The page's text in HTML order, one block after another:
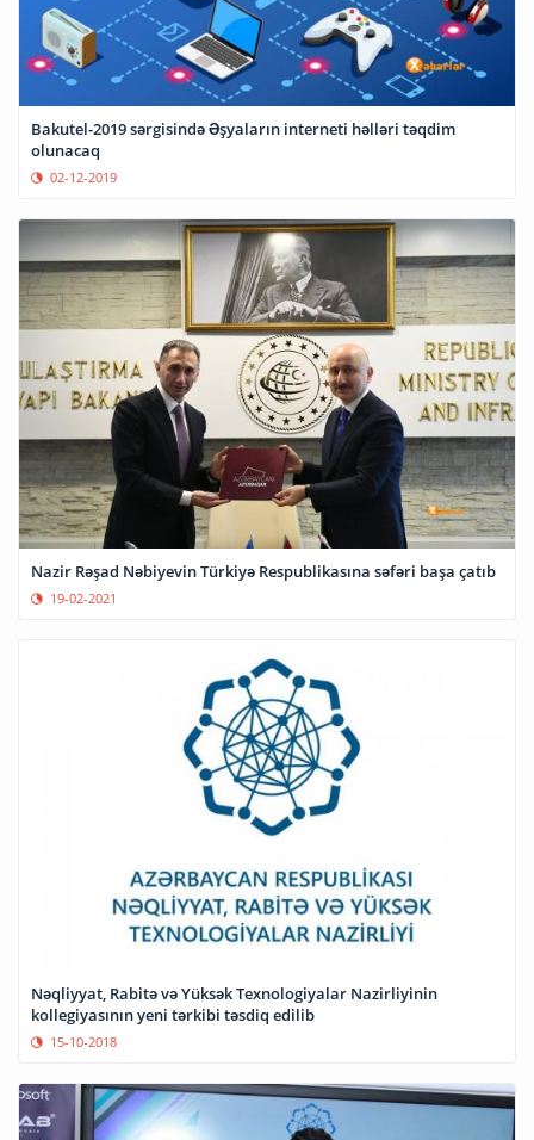
Bakutel-2019 sərgisində Əşyaların interneti həlləri təqdim
olunacaq
02-12-2019
Nazir Rəşad Nəbiyevin Türkiyə Respublikasına səfəri başa çatıb
19-02-2021
Nəqliyyat, Rabitə və Yüksək Texnologiyalar Nazirliyinin
kollegiyasının yeni tərkibi təsdiq edilib
15-10-2018